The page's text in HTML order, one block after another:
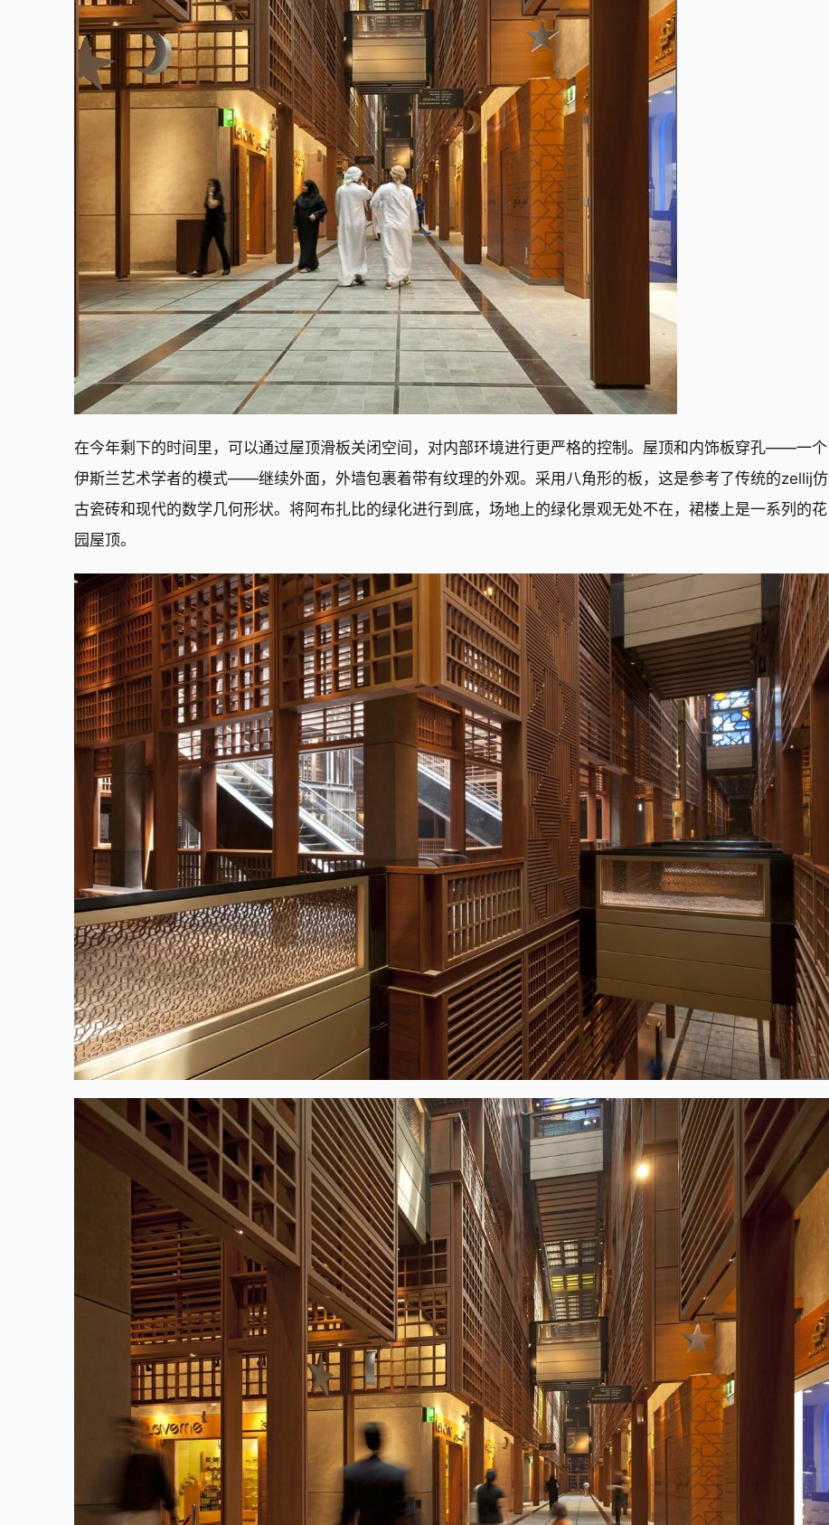
在今年剩下的时间里，可以通过屋顶滑板关闭空间，对内部环境进行更严格的控制。屋顶和内饰板穿孔——一个
伊斯兰艺术学者的模式——继续外面，外墙包裹着带有纹理的外观。采用八角形的板，这是参考了传统的zellij仿
古瓷砖和现代的数学几何形状。将阿布扎比的绿化进行到底，场地上的绿化景观无处不在，裙楼上是一系列的花
园屋顶。